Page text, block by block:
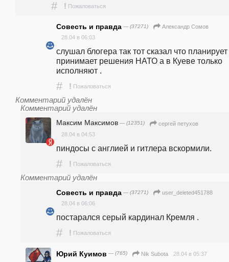
# ! Пожаловаться
Совесть и правда — (37271)
Александр Сомов
28.04 в 06:03
слушал блогера так тот сказал что
принимает решения НАТО а в Куеве только
исполняют .
# ! Пожаловаться
Комментарий удалён
Комментарий удалён
Максим Максимов — (12351)
сергей петухов
28.04 в 04:53
пиндосы с англией и гитлера вскормили.
# ! Пожаловаться
Комментарий удалён
Совесть и правда — (37271)
user_deleted451788
28.04 в 06:06
постарался серый кардинал Кремля .
# ! Пожаловаться
Юрий Куимов — (765) Nik Subota 28.04 в 05:37